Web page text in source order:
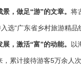
，做足“游”的文章。 将
选“广东省乡村旅游精
，激活“富”的动能。 以
累计接待游客5万余人